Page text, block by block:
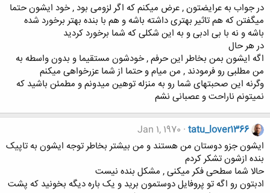
در جواب به عرایضتون , عرض میکنم که اگر لزومی بود , خود ایشون حتما
میگفتن که هم تاثیر بهتری داشته باشه و هم با بنده بهتر برخورد شده
باشه و نه با بی ادبی و به این شکلی که شما برخورد کردید
در هر حال
اگه ایشون بمن بخاطر این حرفم , خودشون مستقیما و بدون واسطه به
من مطلبی رو فرمودند , من میام و حتما از شما عزرخواهی میکنم
وگرنه این صحبتهای شما رو به منزله توهین میدونم و مطمئن باشید که
نمیتونم ناراحت و عصبانی نشم
tatu_lover1366
Jan 1, 1970
ایشون جزو دوستان من هستند و من بیشتر بخاطر توجه ایشون به تاپیک
بنده ازشون تشکر کردم
حالا شما سطحی فکر میکنی , مشکل بنده نیست
ادبتون رو اگه تو پروفایل دوستمون برید و یک باره دیگه بخونید که پشت